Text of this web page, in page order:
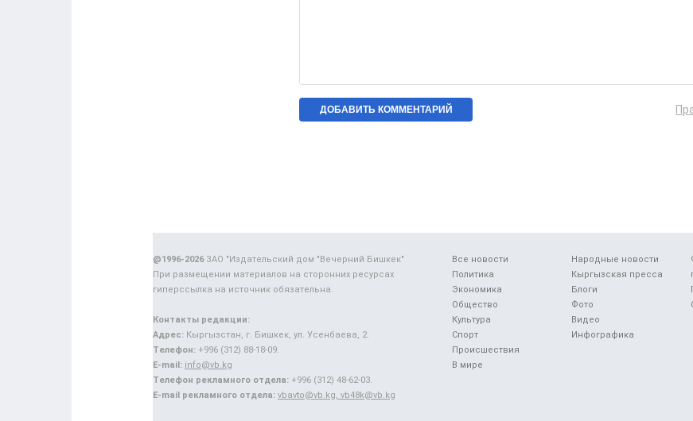
Все новости
Политика
Экономика
Общество
Культура
Спорт
Происшествия
В мире
Народные новости
Кыргызская пресса
Блоги
Фото
Видео
Инфографика
@1996-2026ЗАО "Издательский дом "Вечерний Бишкек"
При размещении материалов на сторонних ресурсах
гиперссылка на источник обязательна.
Контакты редакции:
Адрес: Кыргызстан, г. Бишкек, ул. Усенбаева, 2.
Телефон: +996 (312) 88-18-09.
E-mail: info@vb.kg
Телефон рекламного отдела: +996 (312) 48-62-03.
E-mail рекламного отдела: vbavto@vb.kg, vb48k@vb.kg